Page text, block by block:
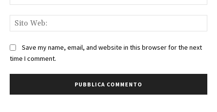
Save my name, email, and website in this browser for the next
time I comment.